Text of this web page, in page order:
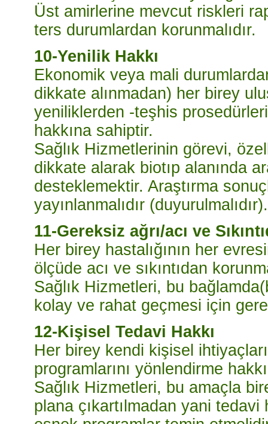
Üst amirlerine mevcut riskleri
ters durumlardan korunmalıdır.
10-Yenilik Hakkı
Ekonomik veya mali
dikkate alınmadan) her birey
yeniliklerden -teşhis
hakkına sahiptir.
Sağlık Hizmetlerinin görevi,
dikkate alarak biotıp alanında
desteklemektir. Araştırma
yayınlanmalıdır (duyurulmalıdır).
11-Gereksiz ağrı/acı ve
Her birey hastalığının her
ölçüde acı ve sıkıntıdan
Sağlık Hizmetleri, bu
kolay ve rahat geçmesi için
12-Kişisel Tedavi Hakkı
Her birey kendi kişisel
programlarını yönlendirme
Sağlık Hizmetleri, bu amaçla
plana çıkartılmadan yani tedavi